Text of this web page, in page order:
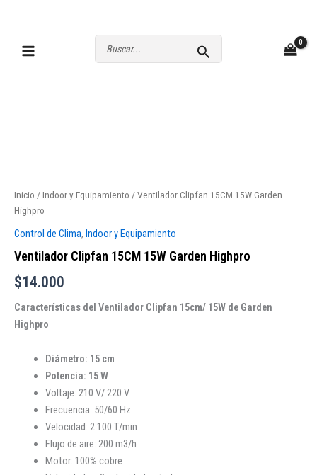
por:
Inicio / Indoor y Equipamiento / Ventilador Clipfan 15CM 15W Garden
Highpro
Control de Clima, Indoor y Equipamiento
Ventilador Clipfan 15CM 15W Garden Highpro
$14.000
Características del Ventilador Clipfan 15cm/ 15W de Garden
Highpro
Diámetro: 15 cm
Potencia: 15 W
Voltaje: 210 V/ 220 V
Frecuencia: 50/60 Hz
Velocidad: 2.100 T/min
Flujo de aire: 200 m3/h
Motor: 100% cobre